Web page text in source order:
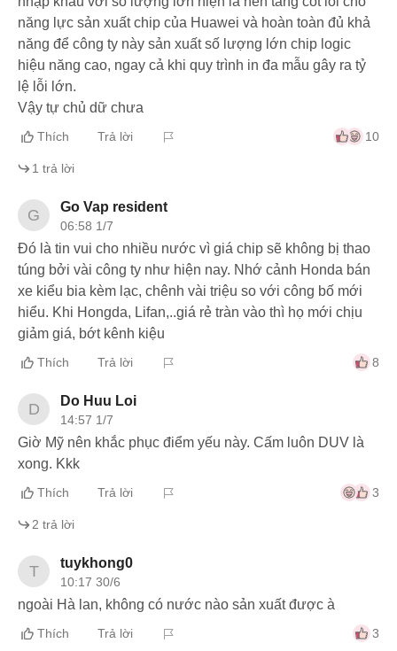
năng lực sản xuất chip của Huawei và hoàn toàn đủ khả
năng để công ty này sản xuất số lượng lớn chip logic
hiệu năng cao, ngay cả khi quy trình in đa mẫu gây ra tỷ
lệ lỗi lớn.
Vậy tự chủ dữ chưa
Thích Trả lời 10
1 trả lời
G Go Vap resident
06:58 1/7
Đó là tin vui cho nhiều nước vì giá chip sẽ không bị thao
túng bởi vài công ty như hiện nay. Nhớ cảnh Honda bán
xe kiểu bia kèm lạc, chênh vài triệu so với công bố mới
hiểu. Khi Hongda, Lifan,..giá rẻ tràn vào thì họ mới chịu
giảm giá, bớt kênh kiệu
Thích Trả lời 8
D Do Huu Loi
14:57 1/7
Giờ Mỹ nên khắc phục điểm yếu này. Cấm luôn DUV là
xong. Kkk
Thích Trả lời 3
2 trả lời
T tuykhong0
10:17 30/6
ngoài Hà lan, không có nước nào sản xuất được à
Thích Trả lời 3